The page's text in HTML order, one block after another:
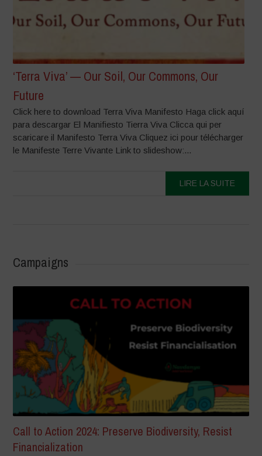
‘Terra Viva’ — Our Soil, Our Commons, Our
Future
Click here to download Terra Viva Manifesto Haga click aquí
para descargar El Manifiesto Tierra Viva Clicca qui per
scaricare il Manifesto Terra Viva Cliquez ici pour télécharger
le Manifeste Terre Vivante Link to slideshow:...
LIRE LA SUITE
Campaigns
Call to Action 2024: Preserve Biodiversity, Resist
Financialization